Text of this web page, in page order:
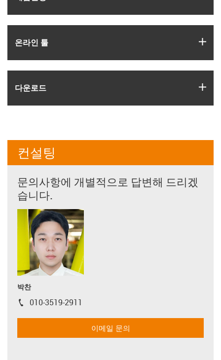
온라인 툴
다운로드
컨설팅
문의사항에 개별적으로 답변해 드리겠
습니다.
박찬
igus-icon-phone
010-3519-2911
이메일 문의